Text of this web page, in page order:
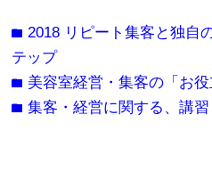
folder 2018 リピート集客と独自
テップ
folder 美容室経営・集客の「お役
folder集客・経営に関する、講